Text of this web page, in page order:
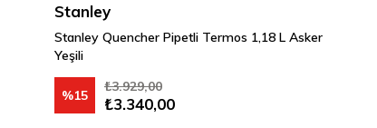
Stanley
Stanley Quencher Pipetli Termos 1,18 L Asker
Yeşili
₺3.340,00
₺3.929,00
%15